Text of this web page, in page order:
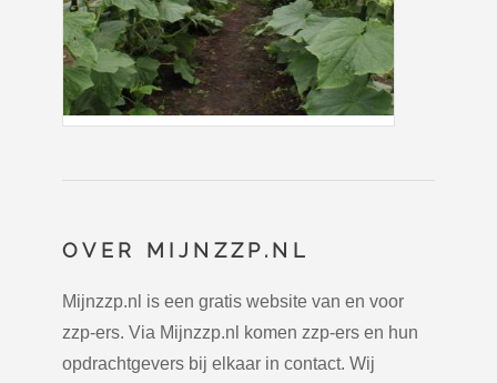
OVER MIJNZZP.NL
Mijnzzp.nl is een gratis website van en voor
zzp-ers. Via Mijnzzp.nl komen zzp-ers en hun
opdrachtgevers bij elkaar in contact. Wij